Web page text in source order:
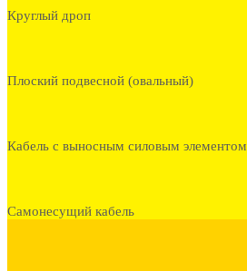
Круглый дроп
Плоский подвесной (овальный)
Кабель с выносным силовым элементом
Самонесущий кабель